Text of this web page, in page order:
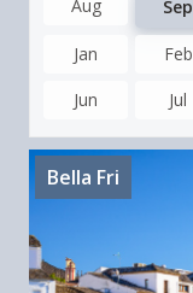
Aug Sep
Jan Feb
Jun
Jul
Bella Fri